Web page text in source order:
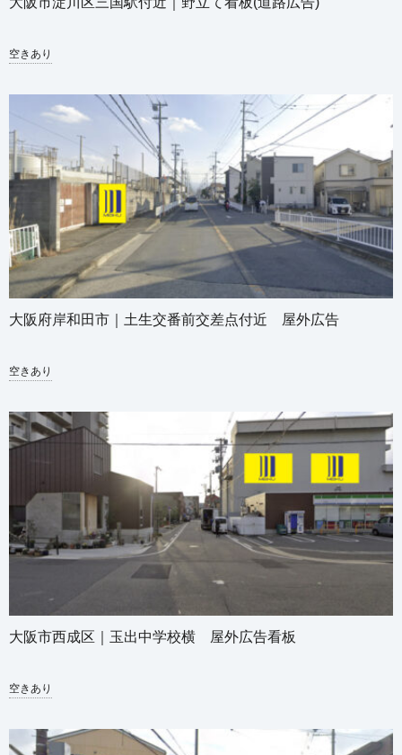
空きあり
大阪府岸和田市｜土生交番前交差点付近 屋外広告
空きあり
大阪市西成区｜玉出中学校横 屋外広告看板
空きあり